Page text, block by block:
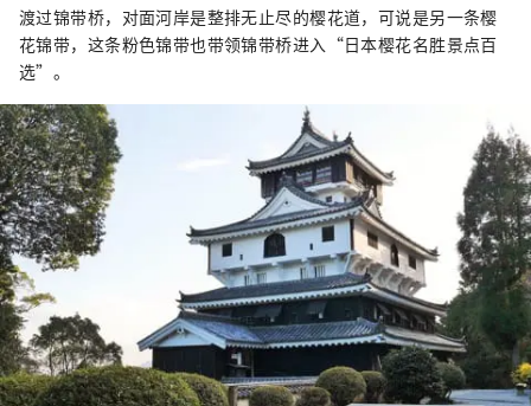
渡过锦带桥，对面河岸是整排无止尽的樱花道，可说是另一条樱
花锦带，这条粉色锦带也带领锦带桥进入“日本樱花名胜景点百
选”。